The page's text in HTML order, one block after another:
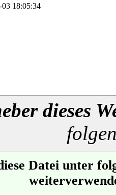
03 18:05:34
dieses
Datei unter